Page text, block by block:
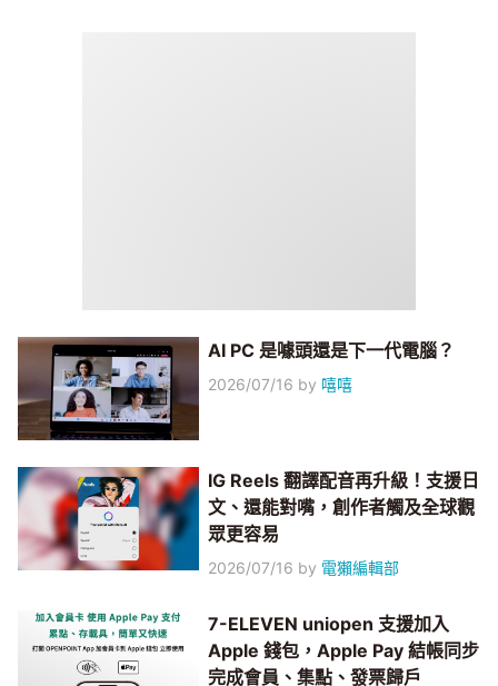
AI PC 是噱頭還是下一代電腦？
2026/07/16 by 嘻嘻
IG Reels 翻譯配音再升級！支援日
文、還能對嘴，創作者觸及全球觀
眾更容易
2026/07/16 by 電獺編輯部
7-ELEVEN uniopen 支援加入
Apple 錢包，Apple Pay 結帳同步
完成會員、集點、發票歸戶